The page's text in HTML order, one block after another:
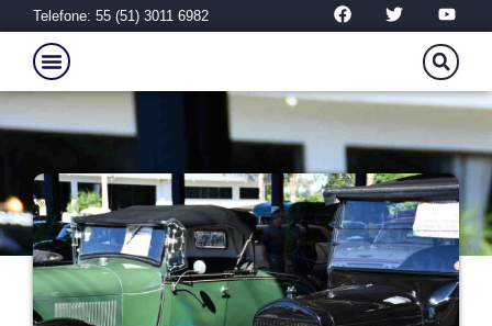
Telefone: 55 (51) 3011 6982